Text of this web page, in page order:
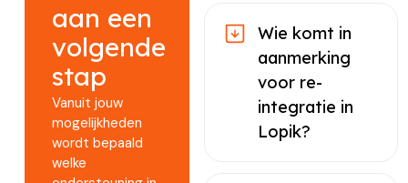
aan een
volgende
stap
Vanuit jouw
mogelijkheden
wordt bepaald
welke
Wie komt in
aanmerking
voor re-
integratie in
Lopik?